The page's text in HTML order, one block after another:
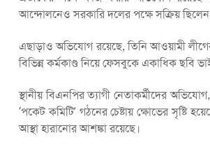
আন্দোলনেও সরকারি দলের পক্ষে সক্রিয়
এছাড়াও অভিযোগ রয়েছে, তিনি আওয়ামী লীগের
বিভিন্ন কর্মকাণ্ড নিয়ে ফেসবুকে একাধিক ছবি
স্থানীয় বিএনপির ত্যাগী নেতাকর্মীদের
‘পকেট কমিটি’ গঠনের চেষ্টায় ক্ষোভের সৃষ্টি
আস্থা হারানোর আশঙ্কা রয়েছে।